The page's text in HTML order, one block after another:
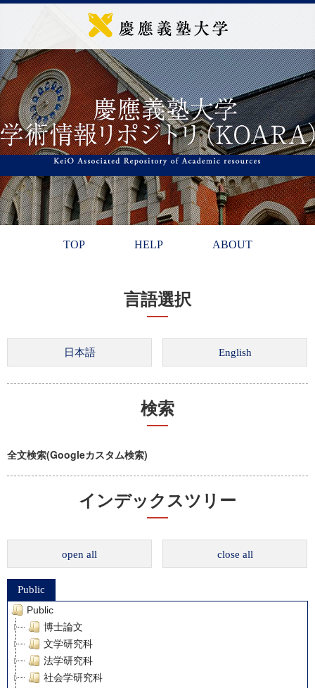
TOP HELP ABOUT
言語選択
検索
全文検索(Googleカスタム検索)
インデックスツリー
open all close all
Public
Public
博士論文
文学研究科
法学研究科
社会学研究科